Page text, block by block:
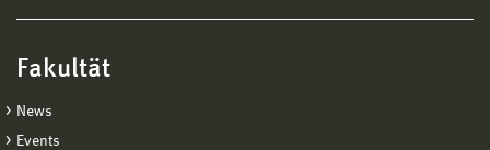
Fakultät
News
Events